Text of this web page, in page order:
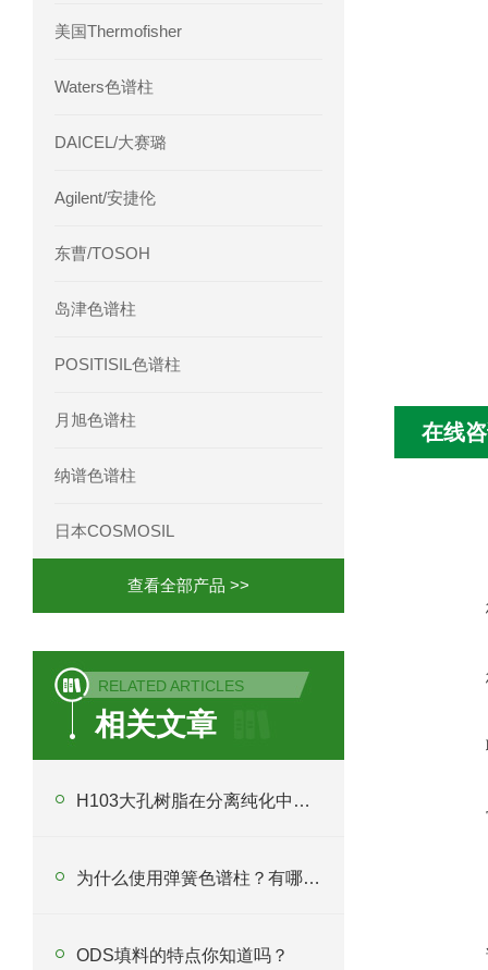
美国Thermofisher
Waters色谱柱
DAICEL/大赛璐
Agilent/安捷伦
东曹/TOSOH
岛津色谱柱
POSITISIL色谱柱
月旭色谱柱
纳谱色谱柱
日本COSMOSIL
查看全部产品 >>
RELATED ARTICLES
相关文章
H103大孔树脂在分离纯化中起什么作用？
为什么使用弹簧色谱柱？有哪些应用？
ODS填料的特点你知道吗？
在线